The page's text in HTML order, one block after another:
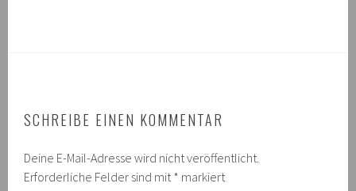
SCHREIBE EINEN KOMMENTAR
Deine E-Mail-Adresse wird nicht veröffentlicht.
Erforderliche Felder sind mit * markiert